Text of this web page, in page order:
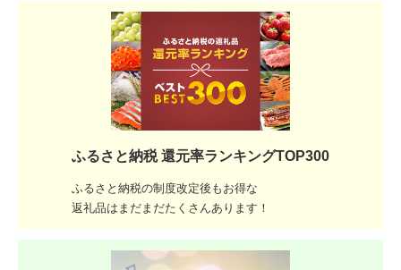
ふるさと納税 還元率ランキングTOP300
ふるさと納税の制度改定後もお得な
返礼品はまだまだたくさんあります！